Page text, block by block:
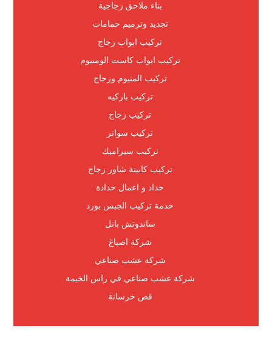
بناء ملاحق زجاجية
تجديد وترميم حمامات
تركيب ابواب زجاج
تركيب ابواب كاست الومنيوم
تركيب المنيوم وزجاج
تركيب باركيه
تركيب زجاج
تركيب سواتر
تركيب سيراميك
تركيب كابينة شاور زجاج
حداد و اعمال حدادة
خدمة تركيب الجبس بورد
ساندوتش بانل
شركة اصباغ
شركة عشب صناعي
شركة عشب صناعي في راس الخيمة
قص خرسانة